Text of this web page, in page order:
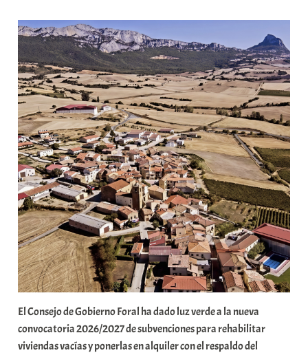
a
b
a
r
E
r
r
i
o
x
a
K
o
m
u
n
El Consejo de Gobierno Foral ha dado luz verde a la nueva
convocatoria 2026/2027 de subvenciones para rehabilitar
viviendas vacías y ponerlas en alquiler con el respaldo del